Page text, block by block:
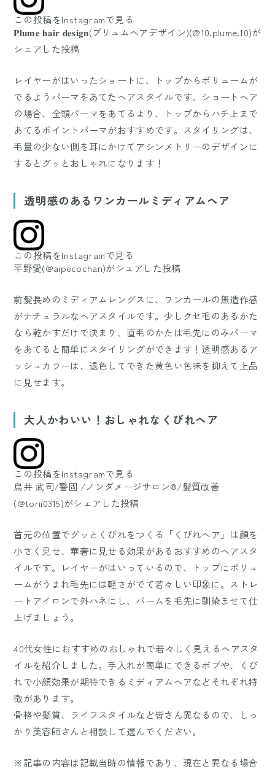
この投稿をInstagramで見る
𝐏𝐥𝐮𝐦𝐞 𝐡𝐚𝐢𝐫 𝐝𝐞𝐬𝐢𝐠𝐧(プリュムヘアデザイン)(@10.plume.10)が
シェアした投稿
レイヤーがはいったショートに、トップからボリュームが
でるようパーマをあてたヘアスタイルです。ショートヘア
の場合、全頭パーマをあてるより、トップからハチ上まで
あてるポイントパーマがおすすめです。スタイリングは、
毛量の少ない側を耳にかけてアシンメトリーのデザインに
するとグッとおしゃれになります！
透明感のあるワンカールミディアムヘア
この投稿をInstagramで見る
平野愛(@aipecochan)がシェアした投稿
前髪長めのミディアムレングスに、ワンカールの無造作感
がナチュラルなヘアスタイルです。少しクセ毛のあるかた
なら乾かすだけで決まり、直毛のかたは毛先にのみパーマ
をあてると簡単にスタイリングができます！透明感あるア
ッシュカラーは、退色してできた黄色い色味を抑えて上品
に見せます。
大人かわいい！おしゃれなくびれヘア
この投稿をInstagramで見る
鳥井 武司/警固 /ノンダメージサロン®︎/髪質改善
(@torii0315)がシェアした投稿
首元の位置でグッとくびれをつくる「くびれヘア」は顔を
小さく見せ、華奢に見せる効果があるおすすめのヘアスタ
イルです。レイヤーがはいっているので、トップにボリュ
ームがうまれ毛先には軽さがでて若々しい印象に。ストレ
ートアイロンで外ハネにし、バームを毛先に馴染ませて仕
上げましょう。
40代女性におすすめのおしゃれで若々しく見えるヘアスタ
イルを紹介しました。手入れが簡単にできるボブや、くび
れで小顔効果が期待できるミディアムヘアなどそれぞれ特
徴があります。
骨格や髪質、ライフスタイルなど皆さん異なるので、しっ
かり美容師さんと相談して選んでください。
※記事の内容は記載当時の情報であり、現在と異なる場合